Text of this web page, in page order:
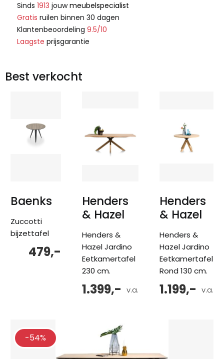
Sinds 1913 jouwmeubelspecialist
Gratis ruilen binnen 30 dagen
Klantenbeoordeling 9.5/10
Laagste prijsgarantie
Best verkocht
Baenks
Zuccotti
bijzettafel
479,-
Henders
& Hazel
Henders &
Hazel Jardino
Eetkamertafel
230 cm.
v.a.
1.399,-
Henders
& Hazel
Henders &
Hazel Jardino
Eetkamertafel
Rond 130 cm.
v.a.
1.199,-
-54%